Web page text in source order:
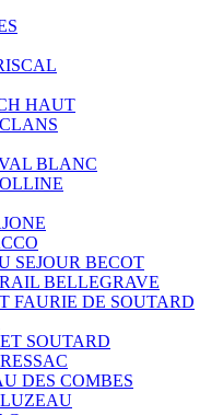
HAUT
BLANC
SEJOUR BECOT
BELLEGRAVE
FAURIE DE SOUTARD
SOUTARD
DES COMBES